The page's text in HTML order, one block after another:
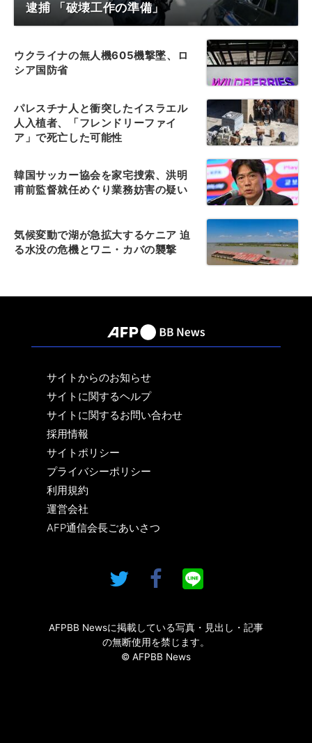
逮捕 「破壊工作の準備」
ウクライナの無人機605機撃墜、ロ
シア国防省
パレスチナ人と衝突したイスラエル
人入植者、「フレンドリーファイ
ア」で死亡した可能性
韓国サッカー協会を家宅捜索、洪明
甫前監督就任めぐり業務妨害の疑い
気候変動で湖が急拡大するケニア 迫
る水没の危機とワニ・カバの襲撃
サイトからのお知らせ
サイトに関するヘルプ
サイトに関するお問い合わせ
採用情報
サイトポリシー
プライバシーポリシー
利用規約
運営会社
AFP通信会長ごあいさつ
AFPBB Newsに掲載している写真・見出し・記事
の無断使用を禁じます。
© AFPBB News